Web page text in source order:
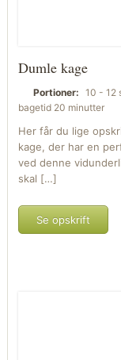
Dumle kage
Portioner: 10 - 12
bagetid 20 minutter
Her får du lige
kage, der har en
ved denne
skal […]
Se opskrift